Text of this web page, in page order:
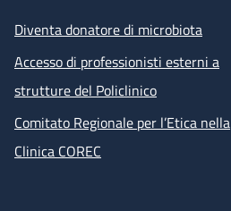
Diventa donatore di microbiota
Accesso di professionisti esterni a
strutture del Policlinico
Comitato Regionale per l’Etica nella
Clinica COREC